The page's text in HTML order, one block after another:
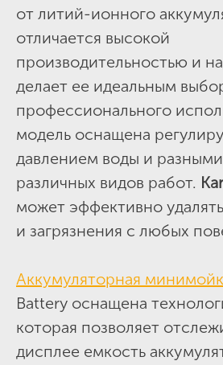
от литий-ионного
отличается высокой
производительностью и
делает ее идеальным
профессионального
модель оснащена
давлением воды и
различных видов работ.
может эффективно удалять
и загрязнения с любых
Аккумуляторная
Battery оснащена
которая позволяет
дисплее емкость